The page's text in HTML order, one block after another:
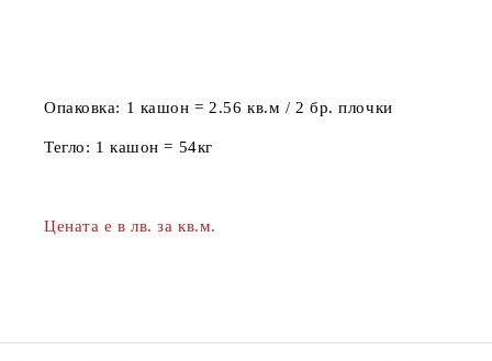
Опаковка: 1 кашон = 2.56 кв.м / 2 бр. плочки
Тегло: 1 кашон = 54кг
Цената е в лв. за кв.м.